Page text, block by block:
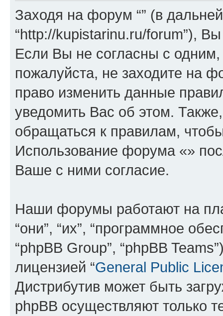
Заходя на форум “” (в
“http://kupistarinu.ru/forum”),
Если Вы не согласны с
пожалуйста, не заходите на
право изменить данные
уведомить Вас об этом.
обращаться к правилам,
Использование форума «»
Ваше с ними согласие.
Наши форумы работают на
“они”, “их”, “программное
“phpBB Group”, “phpBB
лицензией “General Public
Дистрибутив может быть
phpBB осуществляют только